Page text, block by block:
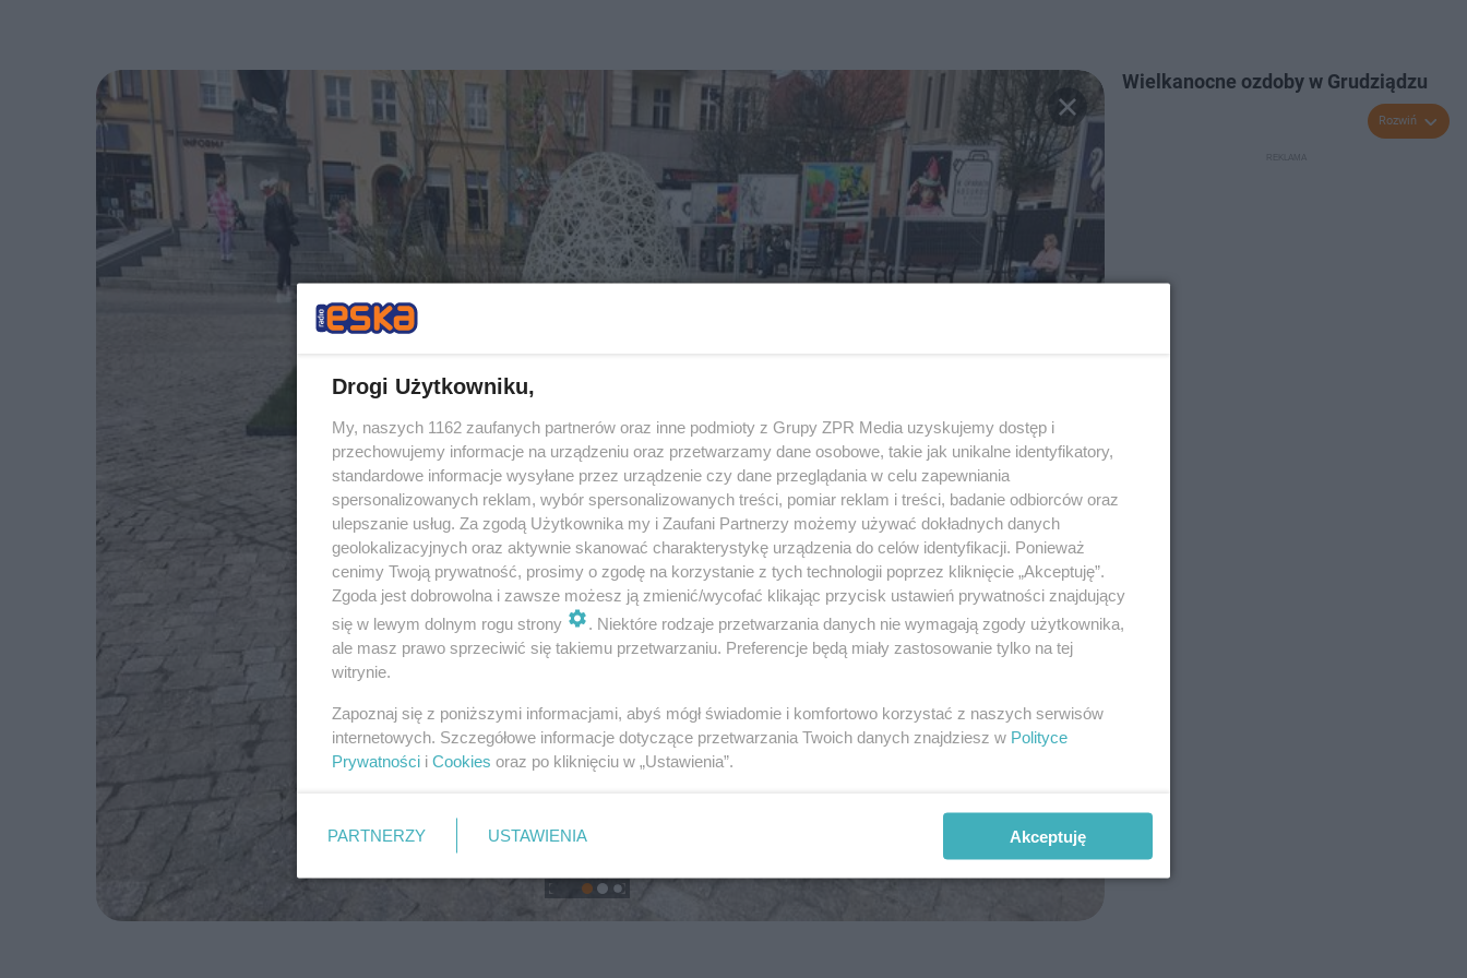
Wielkanocne ozdoby w Grudziądzu
Rozwiń
Drogi Użytkowniku,
My, naszych 1162 zaufanych partnerów oraz inne podmioty z Grupy ZPR Media uzyskujemy dostęp i
przechowujemy informacje na urządzeniu oraz przetwarzamy dane osobowe, takie jak unikalne identyfikatory,
standardowe informacje wysyłane przez urządzenie czy dane przeglądania w celu zapewniania
spersonalizowanych reklam, wybór spersonalizowanych treści, pomiar reklam i treści, badanie odbiorców oraz
ulepszanie usług. Za zgodą Użytkownika my i Zaufani Partnerzy możemy używać dokładnych danych
geolokalizacyjnych oraz aktywnie skanować charakterystykę urządzenia do celów identyfikacji. Ponieważ
cenimy Twoją prywatność, prosimy o zgodę na korzystanie z tych technologii poprzez kliknięcie „Akceptuję”.
Zgoda jest dobrowolna i zawsze możesz ją zmienić/wycofać klikając przycisk ustawień prywatności znajdujący
się w lewym dolnym rogu strony
. Niektóre rodzaje przetwarzania danych nie wymagają zgody użytkownika,
ale masz prawo sprzeciwić się takiemu przetwarzaniu. Preferencje będą miały zastosowanie tylko na tej
witrynie.
Zapoznaj się z poniższymi informacjami, abyś mógł świadomie i komfortowo korzystać z naszych serwisów
internetowych. Szczegółowe informacje dotyczące przetwarzania Twoich danych znajdziesz w Polityce
Prywatności i Cookies oraz po kliknięciu w „Ustawienia”.
PARTNERZY USTAWIENIA Akceptuję